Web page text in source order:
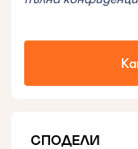
СПОДЕЛИ